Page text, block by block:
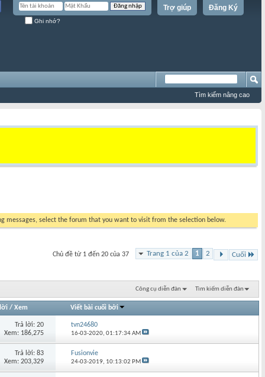
Đăng Ký
Trợ giúp
Ghi nhớ?
Tìm kiếm nâng cao
messages, select the forum that you want to visit from the selection below.
Trang 1 của 2 1 2 Cuối
Chủ đề từ 1 đến 20 của 37
Công cụ diễn đàn Tìm kiếm diễn đàn
/ Xem Viết bài cuối bởi
Trả lời: 20
Xem: 186,275
tvn24680
16-03-2020,01:17:34 AM
Trả lời: 83
Xem: 203,329
Fusionvie
24-03-2019, 10:13:02 PM